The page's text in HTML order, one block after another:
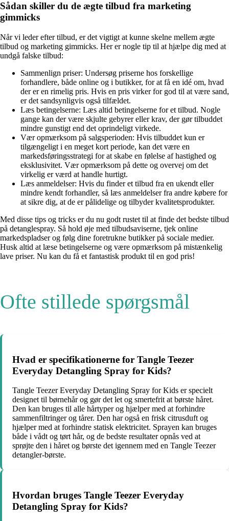
Sådan skiller du de ægte tilbud fra marketing
gimmicks
Når vi leder efter tilbud, er det vigtigt at kunne skelne mellem ægte
tilbud og marketing gimmicks. Her er nogle tip til at hjælpe dig med at
undgå falske tilbud:
Sammenlign priser: Undersøg priserne hos forskellige
forhandlere, både online og i butikker, for at få en idé om, hvad
der er en rimelig pris. Hvis en pris virker for god til at være sand,
er det sandsynligvis også tilfældet.
Læs betingelserne: Læs altid betingelserne for et tilbud. Nogle
gange kan der være skjulte gebyrer eller krav, der gør tilbuddet
mindre gunstigt end det oprindeligt virkede.
Vær opmærksom på salgsperioden: Hvis tilbuddet kun er
tilgængeligt i en meget kort periode, kan det være en
markedsføringsstrategi for at skabe en følelse af hastighed og
eksklusivitet. Vær opmærksom på dette og overvej om det
virkelig er værd at handle hurtigt.
Læs anmeldelser: Hvis du finder et tilbud fra en ukendt eller
mindre kendt forhandler, så læs anmeldelser fra andre købere for
at sikre dig, at de er pålidelige og tilbyder kvalitetsprodukter.
Med disse tips og tricks er du nu godt rustet til at finde det bedste tilbud
på detanglespray. Så hold øje med tilbudsaviserne, tjek online
markedspladser og følg dine foretrukne butikker på sociale medier.
Husk altid at læse betingelserne og være opmærksom på mistænkelig
lave priser. Nu kan du få et fantastisk produkt til en god pris!
Ofte stillede spørgsmål
Hvad er specifikationerne for Tangle Teezer
Everyday Detangling Spray for Kids?
Tangle Teezer Everyday Detangling Spray for Kids er specielt
designet til børnehår og gør det let og smertefrit at børste håret.
Den kan bruges til alle hårtyper og hjælper med at forhindre
sammenfiltringer og tårer. Den har også en frisk citrusduft og
hjælper med at forhindre statisk elektricitet. Sprayen kan bruges
både i vådt og tørt hår, og de bedste resultater opnås ved at
sprøjte den i håret og børste det igennem med en Tangle Teezer
detangler-børste.
Hvordan bruges Tangle Teezer Everyday
Detangling Spray for Kids?